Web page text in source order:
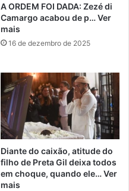
A ORDEM FOI DADA: Zezé di
Camargo acabou de p… Ver
mais
16 de dezembro de 2025
Diante do caixão, atitude do
filho de Preta Gil deixa todos
em choque, quando ele… Ver
mais